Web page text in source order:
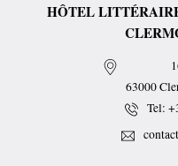
HÔTEL
63000
Tel: